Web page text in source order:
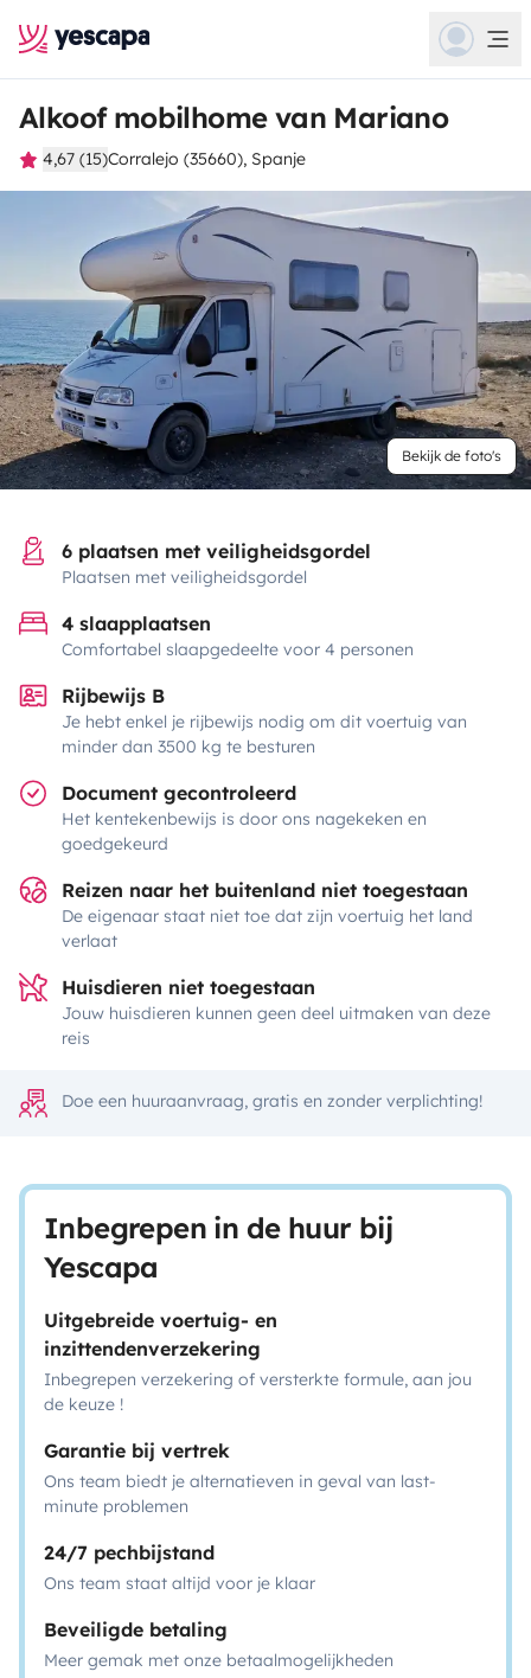
Alkoof mobilhome van Mariano
4,67 (15)Corralejo (35660), Spanje
Bekijk de foto's
6 plaatsen met veiligheidsgordel
Plaatsen met veiligheidsgordel
4 slaapplaatsen
Comfortabel slaapgedeelte voor 4 personen
Rijbewijs B
Je hebt enkel je rijbewijs nodig om dit voertuig van
minder dan 3500 kg te besturen
Document gecontroleerd
Het kentekenbewijs is door ons nagekeken en
goedgekeurd
Reizen naar het buitenland niet toegestaan
De eigenaar staat niet toe dat zijn voertuig het land
verlaat
Huisdieren niet toegestaan
Jouw huisdieren kunnen geen deel uitmaken van deze
reis
Doe een huuraanvraag, gratis en zonder verplichting!
Inbegrepen in de huur bij
Yescapa
Uitgebreide voertuig- en
inzittendenverzekering
Inbegrepen verzekering of versterkte formule, aan jou
de keuze !
Garantie bij vertrek
Ons team biedt je alternatieven in geval van last-
minute problemen
24/7 pechbijstand
Ons team staat altijd voor je klaar
Beveiligde betaling
Meer gemak met onze betaalmogelijkheden